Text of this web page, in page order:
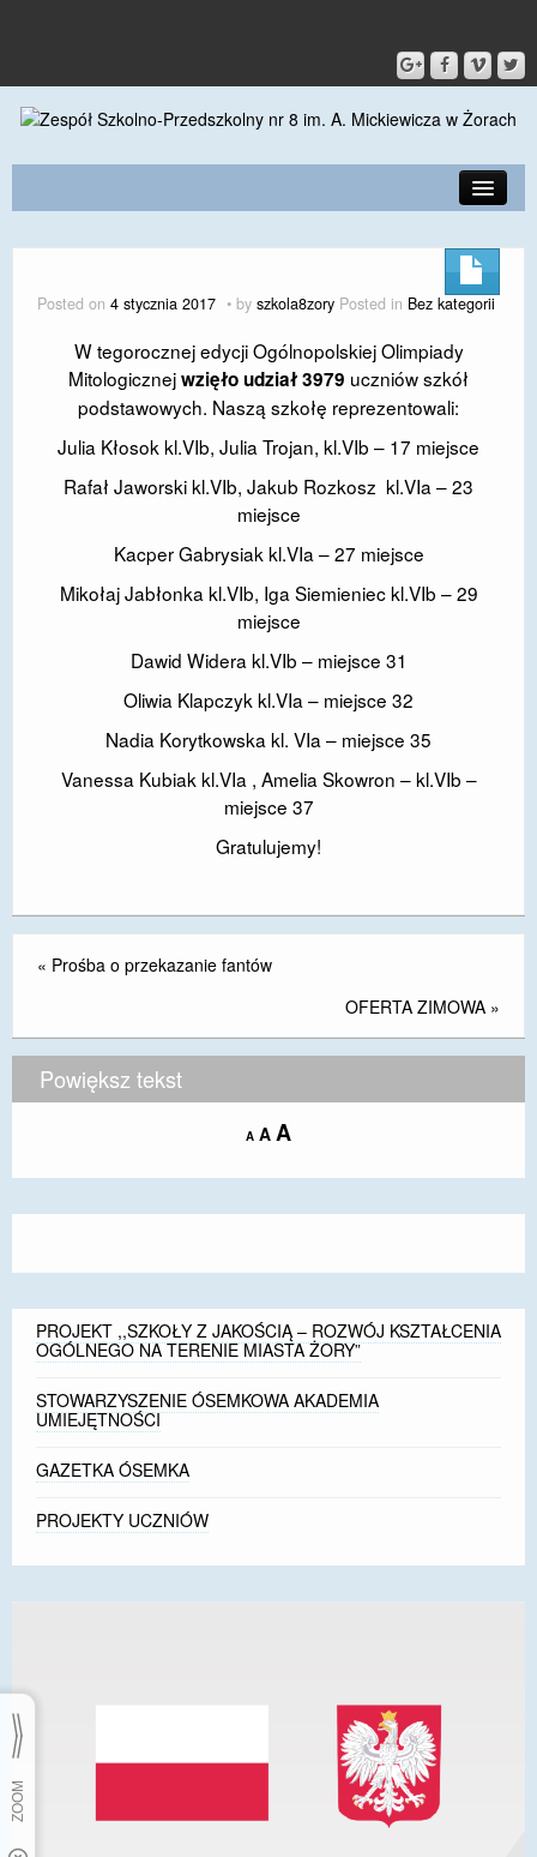
DLA RODZICÓW I UCZNIÓW
DLA PRACOWNIKÓW
GALERIA
DOSTĘPNOŚĆ
POLITYKA PRYWATNOŚCI
EGZAMIN ÓSMOKLASISTY
PROJEKT ,,SZKOŁY Z JAKOŚCIĄ – ROZWÓJ
KSZTAŁCENIA OGÓLNEGO NA TERENIE MIASTA
mLegitymacja
Posted on 4 stycznia 2017 by szkola8zory Posted in Bez kategorii
W tegorocznej edycji Ogólnopolskiej Olimpiady
Mitologicznejwzięło udział 3979 uczniów szkół
podstawowych. Naszą szkołę reprezentowali:
Julia Kłosok kl.VIb, Julia Trojan, kl.VIb – 17 miejsce
Rafał Jaworski kl.VIb, Jakub Rozkosz kl.VIa – 23
miejsce
Kacper Gabrysiak kl.VIa – 27 miejsce
Mikołaj Jabłonka kl.VIb, Iga Siemieniec kl.VIb – 29
miejsce
Dawid Widera kl.VIb – miejsce 31
Oliwia Klapczyk kl.VIa – miejsce 32
Nadia Korytkowska kl. VIa – miejsce 35
Vanessa Kubiak kl.VIa , Amelia Skowron – kl.VIb –
miejsce 37
Gratulujemy!
« Prośba o przekazanie fantów
OFERTA ZIMOWA »
Powiększ tekst
A Decrease
size.
A Reset
size.
AIncrease
size.
PROJEKT ,,SZKOŁY Z JAKOŚCIĄ – ROZWÓJ KSZTAŁCENIA
OGÓLNEGO NA TERENIE MIASTA ŻORY”
STOWARZYSZENIE ÓSEMKOWA AKADEMIA
UMIEJĘTNOŚCI
GAZETKA ÓSEMKA
PROJEKTY UCZNIÓW